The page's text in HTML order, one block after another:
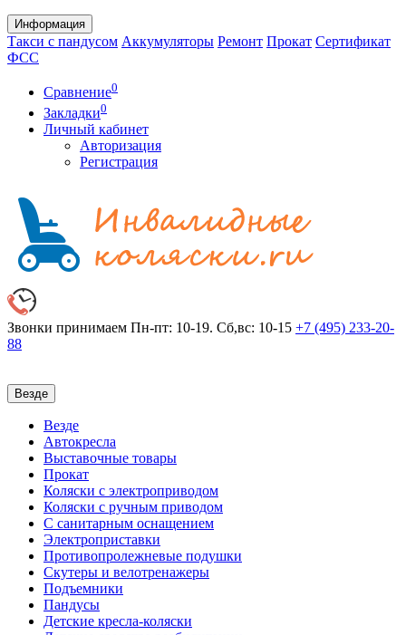
Информация
Такси с пандусом Аккумуляторы Ремонт Прокат Сертификат
ФСС
Сравнение0
Закладки0
Личный кабинет
Авторизация
Регистрация
Звонки принимаем Пн-пт: 10-19. Сб,вс: 10-15 +7 (495) 233-20-
88
Везде
Везде
Автокресла
Выставочные товары
Прокат
Коляски с электроприводом
Коляски с ручным приводом
С санитарным оснащением
Электроприставки
Противопролежневые подушки
Скутеры и велотренажеры
Подъемники
Пандусы
Детские кресла-коляски